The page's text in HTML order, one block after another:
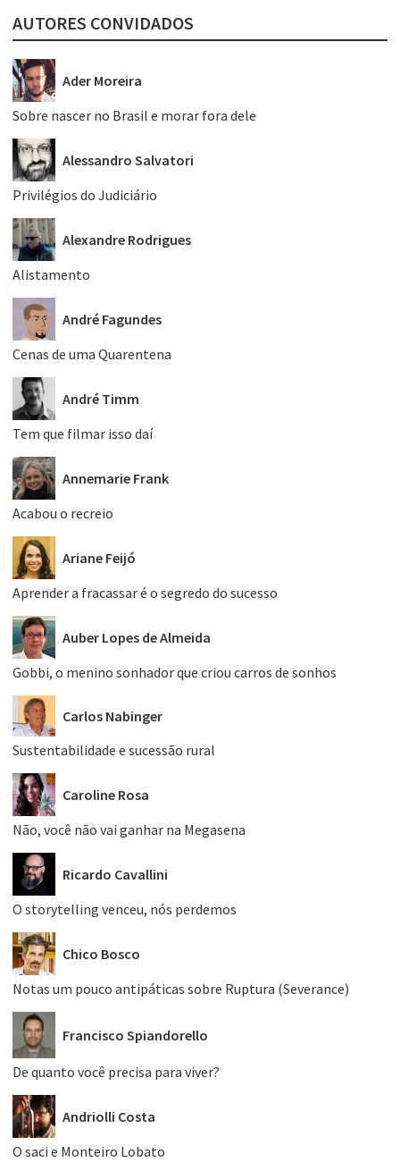
AUTORES CONVIDADOS
Ader Moreira
Sobre nascer no Brasil e morar fora dele
Alessandro Salvatori
Privilégios do Judiciário
Alexandre Rodrigues
Alistamento
André Fagundes
Cenas de uma Quarentena
André Timm
Tem que filmar isso daí
Annemarie Frank
Acabou o recreio
Ariane Feijó
Aprender a fracassar é o segredo do sucesso
Auber Lopes de Almeida
Gobbi, o menino sonhador que criou carros de sonhos
Carlos Nabinger
Sustentabilidade e sucessão rural
Caroline Rosa
Não, você não vai ganhar na Megasena
Ricardo Cavallini
O storytelling venceu, nós perdemos
Chico Bosco
Notas um pouco antipáticas sobre Ruptura (Severance)
Francisco Spiandorello
De quanto você precisa para viver?
Andriolli Costa
O saci e Monteiro Lobato